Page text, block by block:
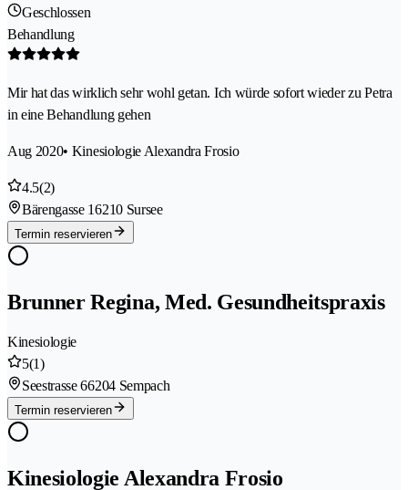
Geschlossen
Behandlung
Mir hat das wirklich sehr wohl getan. Ich würde sofort wieder zu Petra
in eine Behandlung gehen
Aug 2020• Kinesiologie Alexandra Frosio
4.5(2)
Bärengasse 16210 Sursee
Termin reservieren
Brunner Regina, Med. Gesundheitspraxis
Kinesiologie
5(1)
Seestrasse 66204 Sempach
Termin reservieren
Kinesiologie Alexandra Frosio